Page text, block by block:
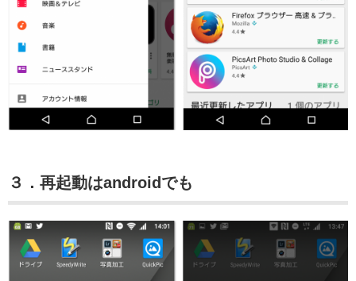
３．再起動はandroidでも